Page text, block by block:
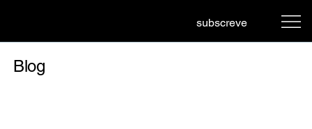
subscreve
Blog